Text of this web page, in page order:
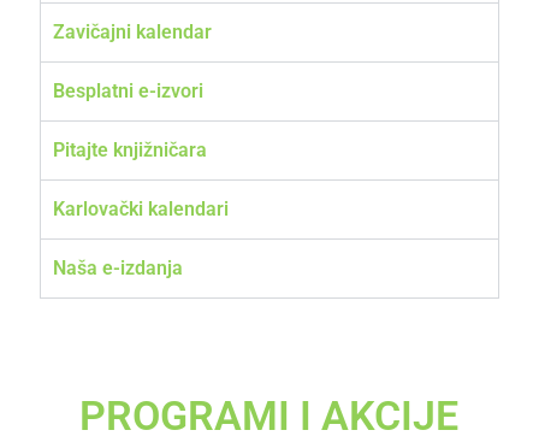
Zavičajni kalendar
Besplatni e-izvori
Pitajte knjižničara
Karlovački kalendari
Naša e-izdanja
PROGRAMI I AKCIJE